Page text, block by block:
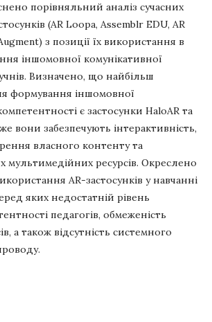
порівняльний аналіз сучасних
(AR Loopa, Assemblr EDU, AR
з позиції їх використання в
іншомовної комунікативної
Визначено, що найбільш
формування іншомовної
є застосунки HaloAR та
вони забезпечують інтерактивність,
власного контенту та
мультимедійних ресурсів. Окреслено
AR-застосунків у навчанні
яких недостатній рівень
педагогів, обмеженість
а також відсутність системного